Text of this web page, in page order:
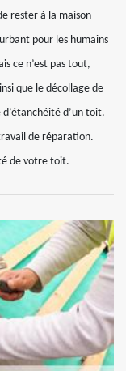
rester à la maison
pour les humains
ce n’est pas tout,
que le décollage de
d’un toit.
de réparation.
de votre toit.